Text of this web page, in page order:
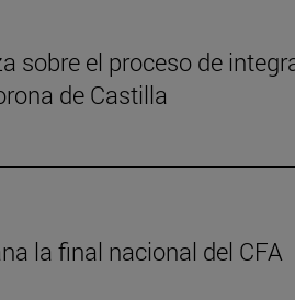
sobre el proceso de
de Castilla
la final nacional del CFA